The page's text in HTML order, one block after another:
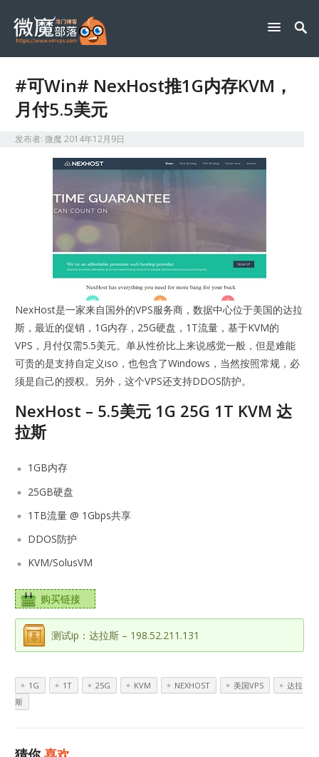
#可Win# NexHost推1G内存KVM，
月付5.5美元
发布者:微魔2014年12月9日
NexHost是一家来自国外的VPS服务商，数据中心位于美国的达拉
斯，最近的促销，1G内存，25G硬盘，1T流量，基于KVM的
VPS，月付仅需5.5美元。单从性价比上来说感觉一般，但是难能
可贵的是支持自定义iso，也包含了Windows，当然按照常规，必
须是自己的授权。另外，这个VPS还支持DDOS防护。
NexHost – 5.5美元 1G 25G 1T KVM 达
拉斯
1GB内存
25GB硬盘
1TB流量 @ 1Gbps共享
DDOS防护
KVM/SolusVM
购买链接
测试ip：达拉斯 – 198.52.211.131
1G 1T 25G KVM NEXHOST 美国VPS
达拉
斯